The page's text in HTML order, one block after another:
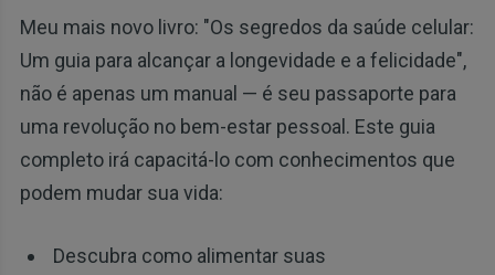
Meu mais novo livro: "Os segredos da saúde celular:
Um guia para alcançar a longevidade e a felicidade",
não é apenas um manual — é seu passaporte para
uma revolução no bem-estar pessoal. Este guia
completo irá capacitá-lo com conhecimentos que
podem mudar sua vida:
Descubra como alimentar suas